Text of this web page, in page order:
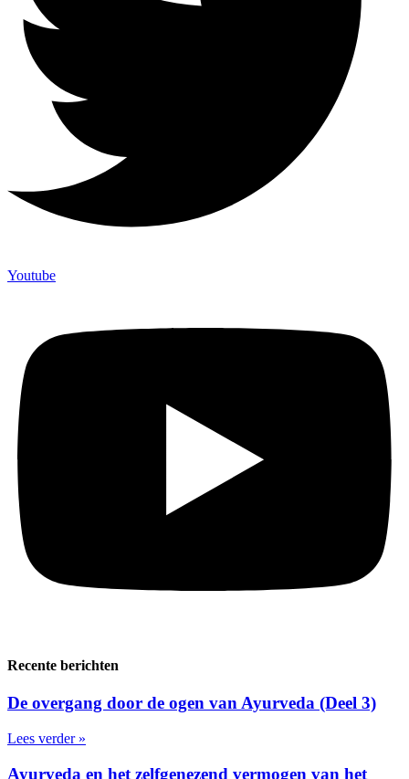
Youtube
Recente berichten
De overgang door de ogen van Ayurveda (Deel 3)
Lees verder »
Ayurveda en het zelfgenezend vermogen van het